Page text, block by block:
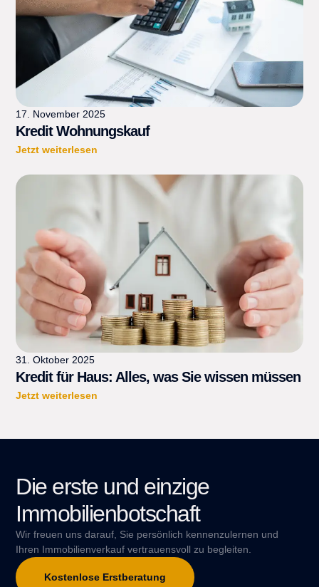
17. November 2025
Kredit Wohnungskauf
Jetzt weiterlesen
31. Oktober 2025
Kredit für Haus: Alles, was Sie wissen müssen
Jetzt weiterlesen
Die erste und einzige
Immobilienbotschaft
Wir freuen uns darauf, Sie persönlich kennenzulernen und
Ihren Immobilienverkauf vertrauensvoll zu begleiten.
Kostenlose Erstberatung